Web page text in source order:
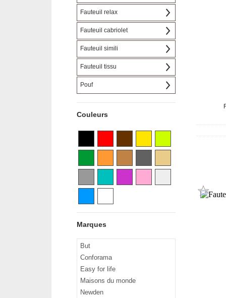
Fauteuil relax
Fauteuil cabriolet
Fauteuil simili
Fauteuil tissu
Pouf
Couleurs
Marques
But
Conforama
Easy for life
Maisons du monde
Newden